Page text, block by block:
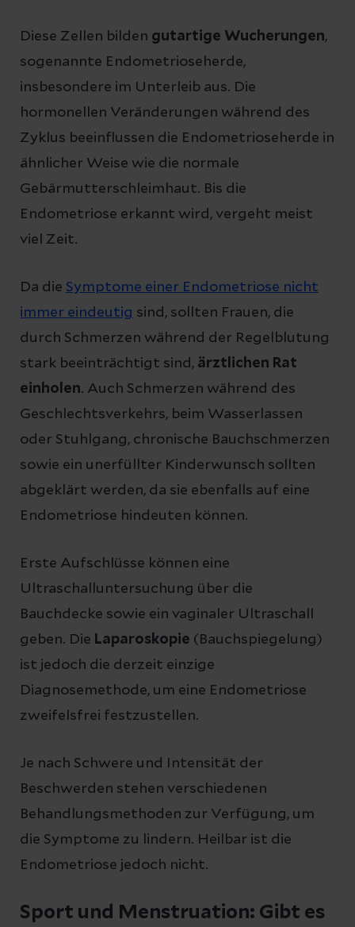
Diese Zellen bilden gutartige Wucherungen,
sogenannte Endometrioseherde,
insbesondere im Unterleib aus. Die
hormonellen Veränderungen während des
Zyklus beeinflussen die Endometrioseherde in
ähnlicher Weise wie die normale
Gebärmutterschleimhaut. Bis die
Endometriose erkannt wird, vergeht meist
viel Zeit.
Da die Symptome einer Endometriose nicht
immer eindeutig sind, sollten Frauen, die
durch Schmerzen während der Regelblutung
stark beeinträchtigt sind, ärztlichen Rat
einholen. Auch Schmerzen während des
Geschlechtsverkehrs, beim Wasserlassen
oder Stuhlgang, chronische Bauchschmerzen
sowie ein unerfüllter Kinderwunsch sollten
abgeklärt werden, da sie ebenfalls auf eine
Endometriose hindeuten können.
Erste Aufschlüsse können eine
Ultraschalluntersuchung über die
Bauchdecke sowie ein vaginaler Ultraschall
geben. Die Laparoskopie (Bauchspiegelung)
ist jedoch die derzeit einzige
Diagnosemethode, um eine Endometriose
zweifelsfrei festzustellen.
Je nach Schwere und Intensität der
Beschwerden stehen verschiedenen
Behandlungsmethoden zur Verfügung, um
die Symptome zu lindern. Heilbar ist die
Endometriose jedoch nicht.
Sport und Menstruation: Gibt es